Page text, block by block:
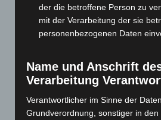
Februar 2022(189)
Januar 2022 (190)
November 2021(215)
Oktober 2021(171)
September 2021(180)
August 2021(154)
der die betroffene Person zu
mit der Verarbeitung der sie
personenbezogenen Daten
Name und Anschrift
Verarbeitung
Verantwortlicher im Sinne der
Grundverordnung, sonstiger in